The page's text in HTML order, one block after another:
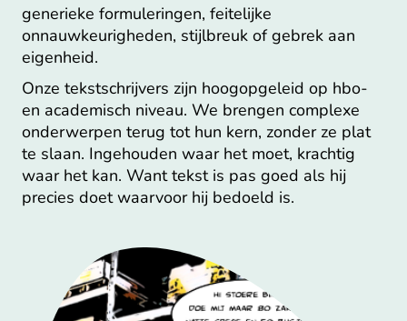
generieke formuleringen, feitelijke
onnauwkeurigheden, stijlbreuk of gebrek aan
eigenheid.
Onze tekstschrijvers zijn hoogopgeleid op hbo-
en academisch niveau. We brengen complexe
onderwerpen terug tot hun kern, zonder ze plat
te slaan. Ingehouden waar het moet, krachtig
waar het kan. Want tekst is pas goed als hij
precies doet waarvoor hij bedoeld is.